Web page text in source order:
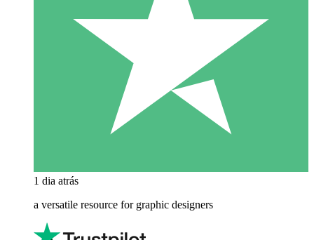
1 dia atrás
a versatile resource for graphic designers